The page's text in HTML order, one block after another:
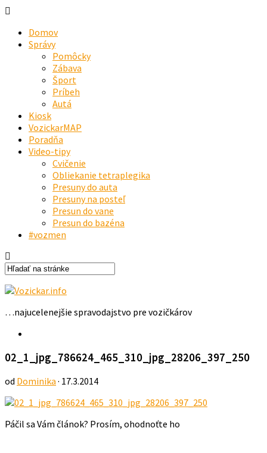
Domov
Správy
Pomôcky
Zábava
Šport
Príbeh
Autá
Kiosk
VozickarMAP
Poradňa
Video-tipy
Cvičenie
Obliekanie tetraplegika
Presuny do auta
Presuny na posteľ
Presun do vane
Presun do bazéna
#vozmen
…najucelenejšie spravodajstvo pre vozičkárov
02_1_jpg_786624_465_310_jpg_28206_397_250
od Dominika · 17.3.2014
Páčil sa Vám článok? Prosím, ohodnoťte ho